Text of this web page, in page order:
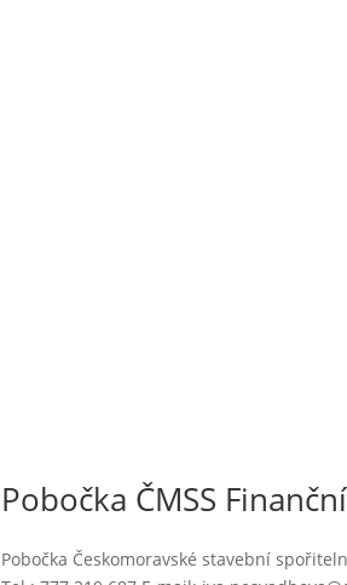
Pobočka ČMSS
Pobočka Českomoravské stavební